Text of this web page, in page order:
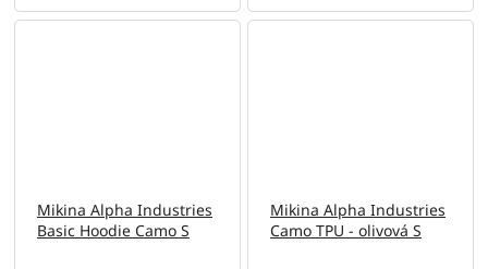
Mikina Alpha Industries
Basic Hoodie Camo S
Mikina Alpha Industries
Camo TPU - olivová S